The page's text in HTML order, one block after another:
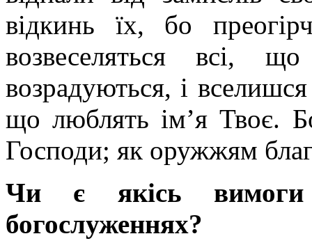
відкинь їх, бо
возвеселяться всі,
возрадуються, і
що люблять ім’я Твоє.
Господи; як оружжям
Чи є якісь
богослуженнях?